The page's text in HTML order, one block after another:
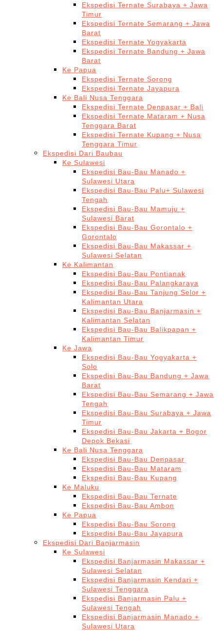
Ekspedisi Ternate Surabaya + Jawa
Timur
Ekspedisi Ternate Semarang + Jawa
Barat
Ekspedisi Ternate Yogyakarta
Ekspedisi Ternate Bandung + Jawa
Barat
Ke Papua
Ekspedisi Ternate Sorong
Ekspedisi Ternate Jayapura
Ke Bali Nusa Tenggara
Ekspedisi Ternate Denpasar + Bali
Ekspedisi Ternate Mataram + Nusa
Tenggara Barat
Ekspedisi Ternate Kupang + Nusa
Tenggara Timur
Ekspedisi Dari Baubau
Ke Sulawesi
Ekspedisi Bau-Bau Manado +
Sulawesi Utara
Ekspedisi Bau-Bau Palu+ Sulawesi
Tengah
Ekspedisi Bau-Bau Mamuju +
Sulawesi Barat
Ekspedisi Bau-Bau Gorontalo +
Gorontalo
Ekspedisi Bau-Bau Makassar +
Sulawesi Selatan
Ke Kalimantan
Ekspedisi Bau-Bau Pontianak
Ekspedisi Bau-Bau Palangkaraya
Ekspedisi Bau-Bau Tanjung Selor +
Kalimantan Utara
Ekspedisi Bau-Bau Banjarmasin +
Kalimantan Selatan
Ekspedisi Bau-Bau Balikpapan +
Kalimantan Timur
Ke Jawa
Ekspedisi Bau-Bau Yogyakarta +
Solo
Ekspedisi Bau-Bau Bandung + Jawa
Barat
Ekspedisi Bau-Bau Semarang + Jawa
Tengah
Ekspedisi Bau-Bau Surabaya + Jawa
Timur
Ekspedisi Bau-Bau Jakarta + Bogor
Depok Bekasi
Ke Bali Nusa Tenggara
Ekspedisi Bau-Bau Denpasar
Ekspedisi Bau-Bau Mataram
Ekspedisi Bau-Bau Kupang
Ke Maluku
Ekspedisi Bau-Bau Ternate
Ekspedisi Bau-Bau Ambon
Ke Papua
Ekspedisi Bau-Bau Sorong
Ekspedisi Bau-Bau Jayapura
Ekspedisi Dari Banjarmasin
Ke Sulawesi
Ekspedisi Banjarmasin Makassar +
Sulawesi Selatan
Ekspedisi Banjarmasin Kendari +
Sulawesi Tenggara
Ekspedisi Banjarmasin Palu +
Sulawesi Tengah
Ekspedisi Banjarmasin Manado +
Sulawesi Utara